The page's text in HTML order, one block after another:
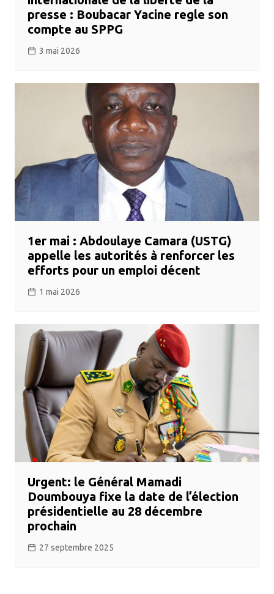
presse : Boubacar Yacine regle son
compte au SPPG
3 mai 2026
1er mai : Abdoulaye Camara (USTG)
appelle les autorités à renforcer les
efforts pour un emploi décent
1 mai 2026
Urgent: le Général Mamadi
Doumbouya fixe la date de l’élection
présidentielle au 28 décembre
prochain
27 septembre 2025